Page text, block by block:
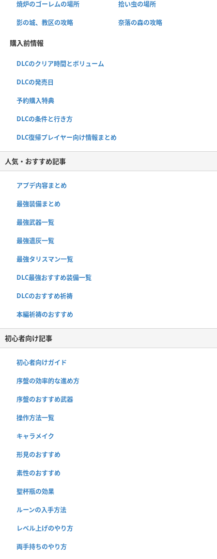
焼炉のゴーレムの場所 拾い虫の場所
影の城、教区の攻略 奈落の森の攻略
購入前情報
DLCのクリア時間とボリューム
DLCの発売日
予約購入特典
DLCの条件と行き方
DLC復帰プレイヤー向け情報まとめ
人気・おすすめ記事
アプデ内容まとめ
最強装備まとめ
最強武器一覧
最強遺灰一覧
最強タリスマン一覧
DLC最強おすすめ装備一覧
DLCのおすすめ祈祷
本編祈祷のおすすめ
初心者向け記事
初心者向けガイド
序盤の効率的な進め方
序盤のおすすめ武器
操作方法一覧
キャラメイク
形見のおすすめ
素性のおすすめ
聖杯瓶の効果
ルーンの入手方法
レベル上げのやり方
両手持ちのやり方